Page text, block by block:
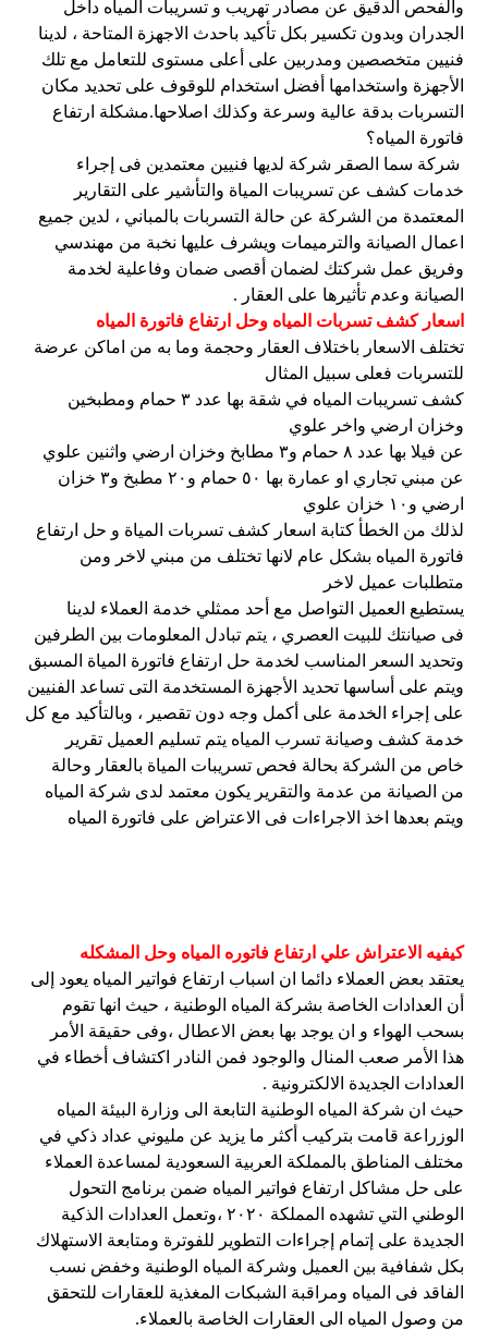
والفحص الدقيق عن مصادر تهريب و تسريبات المياه داخل
الجدران وبدون تكسير بكل تأكيد باحدث الاجهزة المتاحة ، لدينا
فنيين متخصصين ومدربين على أعلى مستوى للتعامل مع تلك
الأجهزة واستخدامها أفضل استخدام للوقوف على تحديد مكان
التسربات بدقة عالية وسرعة وكذلك اصلاحها.مشكلة ارتفاع
فاتورة المياه؟
شركة سما الصقر شركة لديها فنيين معتمدين فى إجراء
خدمات كشف عن تسريبات المياة والتأشير على التقارير
المعتمدة من الشركة عن حالة التسربات بالمباني ، لدين جميع
اعمال الصيانة والترميمات ويشرف عليها نخبة من مهندسي
وفريق عمل شركتك لضمان أقصى ضمان وفاعلية لخدمة
الصيانة وعدم تأثيرها على العقار .
اسعار كشف تسربات المياه وحل ارتفاع فاتورة المياه
تختلف الاسعار باختلاف العقار وحجمة وما به من اماكن عرضة
للتسربات فعلى سبيل المثال
كشف تسريبات المياه في شقة بها عدد ٣ حمام ومطبخين
وخزان ارضي واخر علوي
عن فيلا بها عدد ٨ حمام و٣ مطابخ وخزان ارضي واثنين علوي
عن مبني تجاري او عمارة بها ٥٠ حمام و٢٠ مطبخ و٣ خزان
ارضي و١٠ خزان علوي
لذلك من الخطأ كتابة اسعار كشف تسربات المياة و حل ارتفاع
فاتورة المياه بشكل عام لانها تختلف من مبني لاخر ومن
متطلبات عميل لاخر
يستطيع العميل التواصل مع أحد ممثلي خدمة العملاء لدينا
فى صيانتك للبيت العصري ، يتم تبادل المعلومات بين الطرفين
وتحديد السعر المناسب لخدمة حل ارتفاع فاتورة المياة المسبق
ويتم على أساسها تحديد الأجهزة المستخدمة التى تساعد الفنيين
على إجراء الخدمة على أكمل وجه دون تقصير ، وبالتأكيد مع كل
خدمة كشف وصيانة تسرب المياه يتم تسليم العميل تقرير
خاص من الشركة بحالة فحص تسريبات المياة بالعقار وحالة
من الصيانة من عدمة والتقرير يكون معتمد لدى شركة المياه
ويتم بعدها اخذ الاجراءات فى الاعتراض على فاتورة المياه
كيفيه الاعتراش علي ارتفاع فاتوره المياه وحل المشكله
يعتقد بعض العملاء دائما ان اسباب ارتفاع فواتير المياه يعود إلى
أن العدادات الخاصة بشركة المياه الوطنية ، حيث انها تقوم
بسحب الهواء و ان يوجد بها بعض الاعطال ،وفى حقيقة الأمر
هذا الأمر صعب المنال والوجود فمن النادر اكتشاف أخطاء في
العدادات الجديدة الالكترونية .
حيث ان شركة المياه الوطنية التابعة الى وزارة البيئة المياه
الوزراعة قامت بتركيب أكثر ما يزيد عن مليوني عداد ذكي في
مختلف المناطق بالمملكة العربية السعودية لمساعدة العملاء
على حل مشاكل ارتفاع فواتير المياه ضمن برنامج التحول
الوطني التي تشهده المملكة ٢٠٢٠ ،وتعمل العدادات الذكية
الجديدة على إتمام إجراءات التطوير للفوترة ومتابعة الاستهلاك
بكل شفافية بين العميل وشركة المياه الوطنية وخفض نسب
الفاقد فى المياه ومراقبة الشبكات المغذية للعقارات للتحقق
من وصول المياه الى العقارات الخاصة بالعملاء.